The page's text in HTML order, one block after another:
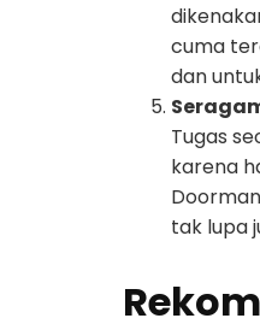
cuma
dan
Tugas
karena
tak lupa